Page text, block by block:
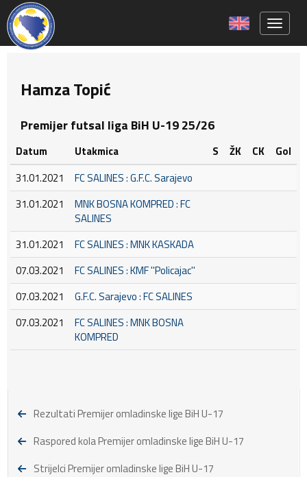
Hamza Topić
Premijer futsal liga BiH U-19 25/26
Datum Utakmica S ŽK CK
Gol
31.01.2021
FC SALINES : G.F.C. Sarajevo
31.01.2021
MNK BOSNA KOMPRED : FC
SALINES
31.01.2021
FC SALINES : MNK KASKADA
07.03.2021
FC SALINES : KMF ''Policajac''
07.03.2021
G.F.C. Sarajevo : FC SALINES
07.03.2021
FC SALINES : MNK BOSNA
KOMPRED
Rezultati Premijer omladinske lige BiH U-17
Raspored kola Premijer omladinske lige BiH U-17
Strijelci Premijer omladinske lige BiH U-17